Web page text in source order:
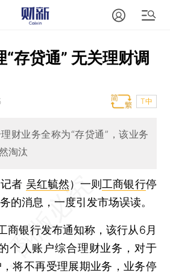
存贷通” 无关理财调
T中
财业务全称为“存贷通”，该业务
淘汰
者 吴红毓然）一则 工商银行停
的消息，一度引发市场误读。
银行发布通知称，该行从6月
个人账户综合理财业务，对于
将不再受理展期业务，业务停